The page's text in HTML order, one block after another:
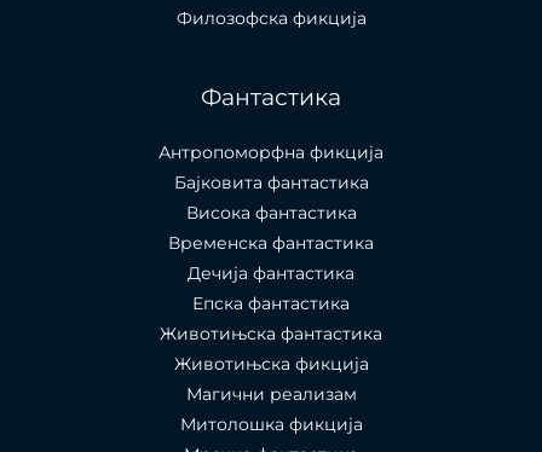
Филозофска фикција
Фантастика
Антропоморфна фикција
Бајковита фантастика
Висока фантастика
Временска фантастика
Дечија фантастика
Епска фантастика
Животињска фантастика
Животињска фикција
Магични реализам
Митолошка фикција